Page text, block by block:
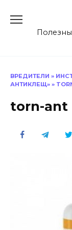
содержанию
ВРЕДИТЕЛИ »
АНТИКЛЕЩ» »
torn-ant